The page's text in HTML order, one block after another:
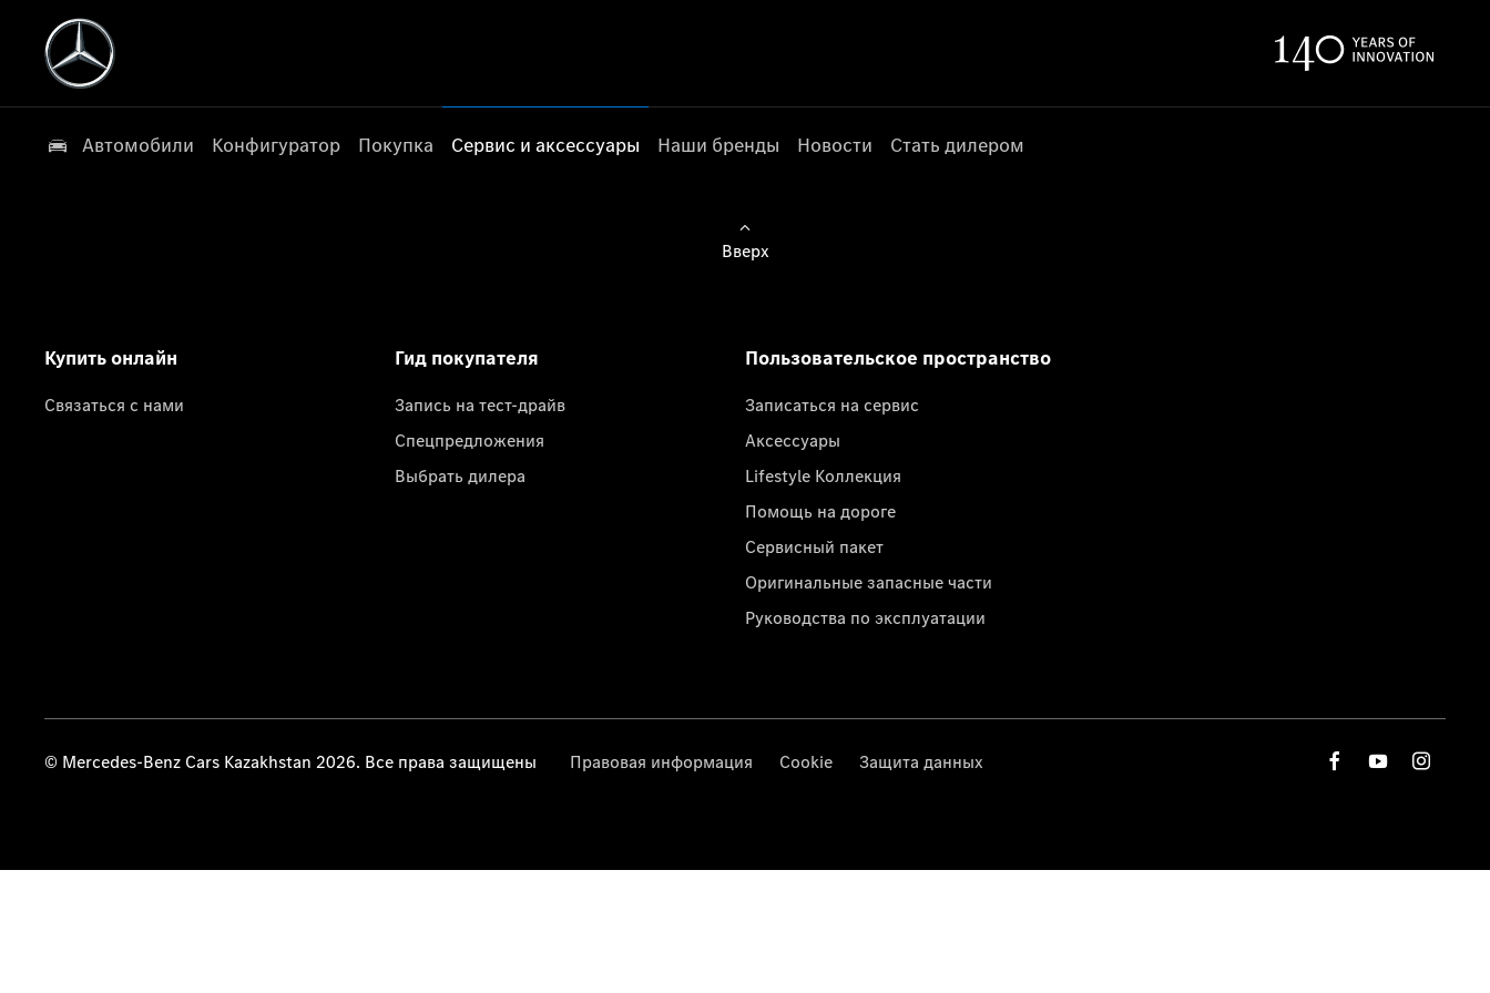
Автомобили Конфигуратор Покупка Сервис и аксессуары Наши бренды Новости Стать дилером
Вверх
Купить онлайн
Связаться с нами
Гид покупателя
Запись на тест-драйв
Спецпредложения
Выбрать дилера
Пользовательское пространство
Записаться на сервис
Аксессуары
Lifestyle Коллекция
Помощь на дороге
Сервисный пакет
Оригинальные запасные части
Руководства по эксплуатации
© Mercedes-Benz Cars Kazakhstan 2026. Все права защищены Правовая информация Cookie Защита данных